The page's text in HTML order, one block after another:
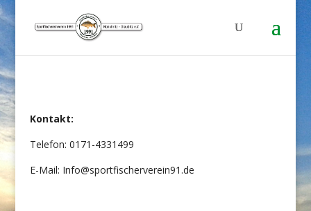
Kontakt:
Telefon: 0171-4331499
E-Mail: Info@sportfischerverein91.de